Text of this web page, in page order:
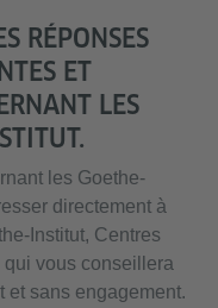
RÉPONSES
ET
LES
les Goethe-
directement à
Institut, Centres
qui vous conseillera
et sans engagement.